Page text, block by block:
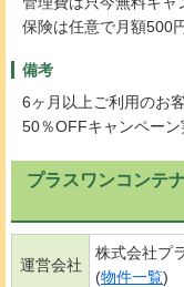
保険は任意で月額500円
備考
6ヶ月以上ご利用のお
50％OFFキャンペーン
プラスワンコンテ
運営会社
株式会社プ
(物件一覧)